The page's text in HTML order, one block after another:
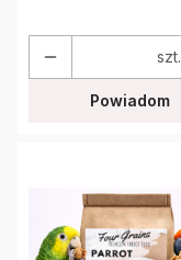
szt.
Powiadom